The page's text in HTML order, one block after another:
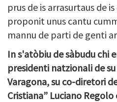
prus de is arrasurtaus de
proponit unus cantu
mannu de parti de genti
In s'atòbiu de sàbudu chi
presidenti natzionali de su
Varagona, su co-diretori
Cristiana” Luciano Regolo